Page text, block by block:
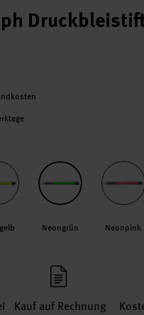
Neongrün Neonpink
Kauf auf Rechnung